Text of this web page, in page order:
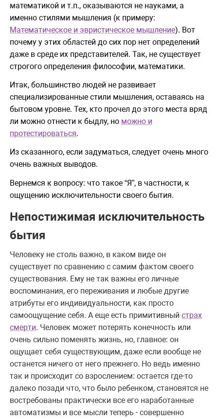
математикой и т.п., оказываются не науками, а
именно стилями мышления (к примеру:
Математическое и эвристическое мышление). Вот
почему у этих областей до сих пор нет определений
даже в среде их представителей. Так, не существует
строгого определения философии, математики.
Итак, большинство людей не развивает
специализированные стили мышления, оставаясь на
бытовом уровне. Тех, кто прочел до этого места вряд
ли можно отнести к быдлу, но можно и
протестироваться.
Из сказанного, если задуматься, следует очень много
очень важных выводов.
Вернемся к вопросу: что такое “Я”, в частности, к
ощущению исключительности своего бытия.
Непостижимая исключительность
бытия
Человеку не столь важно, в каком виде он
существует по сравнению с самим фактом своего
существования. Ему не так важны его личные
воспоминания, его переживания и любые другие
атрибуты его индивидуальности, как просто
самоощущение себя. А еще есть примитивный страх
смерти. Человек может потерять конечность или
очень сильно поменять жизнь, но, главное: он
ощущает себя существующим, даже если вообще не
останется ничего от него прежнего. Но ведь именно
так и происходит со взрослением: остается где-то
далеко позади что, что было ребенком, становятся не
востребованы практически все его наработанные
автоматизмы и все мысли теперь - совершенно